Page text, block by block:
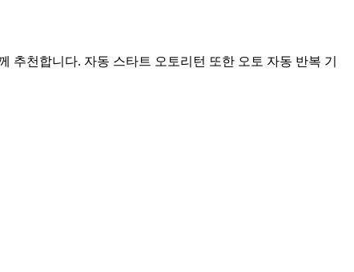
추천합니다. 자동 스타트 오토리턴 또한 오토 자동 반복 기